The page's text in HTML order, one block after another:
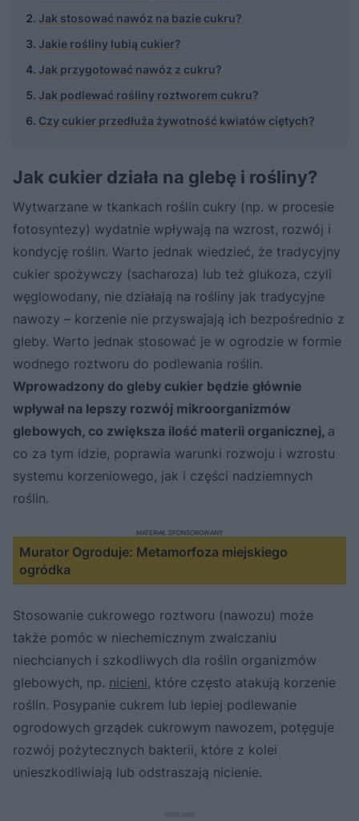
Jak stosować nawóz na bazie cukru?
Jakie rośliny lubią cukier?
Jak przygotować nawóz z cukru?
Jak podlewać rośliny roztworem cukru?
Czy cukier przedłuża żywotność kwiatów ciętych?
Jak cukier działa na glebę i rośliny?
Wytwarzane w tkankach roślin cukry (np. w procesie
fotosyntezy) wydatnie wpływają na wzrost, rozwój i
kondycję roślin. Warto jednak wiedzieć, że tradycyjny
cukier spożywczy (sacharoza) lub też glukoza, czyli
węglowodany, nie działają na rośliny jak tradycyjne
nawozy – korzenie nie przyswajają ich bezpośrednio z
gleby. Warto jednak stosować je w ogrodzie w formie
wodnego roztworu do podlewania roślin.
Wprowadzony do gleby cukier będzie głównie
wpływał na lepszy rozwój mikroorganizmów
glebowych, co zwiększa ilość materii organicznej, a
co za tym idzie, poprawia warunki rozwoju i wzrostu
systemu korzeniowego, jak i części nadziemnych
roślin.
Murator Ogroduje: Metamorfoza miejskiego
ogródka
MATERIAŁ SPONSOROWANY
Stosowanie cukrowego roztworu (nawozu) może
także pomóc w niechemicznym zwalczaniu
niechcianych i szkodliwych dla roślin organizmów
glebowych, np. nicieni, które często atakują korzenie
roślin. Posypanie cukrem lub lepiej podlewanie
ogrodowych grządek cukrowym nawozem, potęguje
rozwój pożytecznych bakterii, które z kolei
unieszkodliwiają lub odstraszają nicienie.